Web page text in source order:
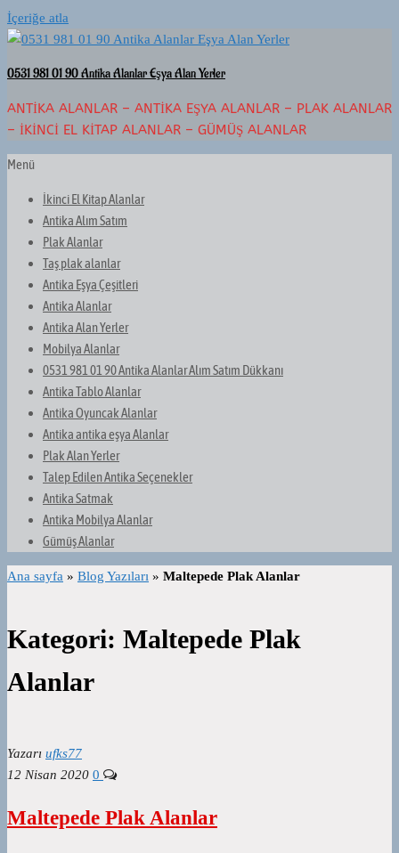
İçeriğe atla
0531 981 01 90 Antika Alanlar Eşya Alan Yerler
ANTIKA ALANLAR – ANTIKA EŞYA ALANLAR – PLAK ALANLAR
– İKINCI EL KITAP ALANLAR – GÜMÜŞ ALANLAR
Menü
İkinci El Kitap Alanlar
Antika Alım Satım
Plak Alanlar
Taş plak alanlar
Antika Eşya Çeşitleri
Antika Alanlar
Antika Alan Yerler
Mobilya Alanlar
0531 981 01 90 Antika Alanlar Alım Satım Dükkanı
Antika Tablo Alanlar
Antika Oyuncak Alanlar
Antika antika eşya Alanlar
Plak Alan Yerler
Talep Edilen Antika Seçenekler
Antika Satmak
Antika Mobilya Alanlar
Gümüş Alanlar
Ana sayfa » Blog Yazıları » Maltepede Plak Alanlar
Kategori: Maltepede Plak
Alanlar
Yazarı ufks77
12 Nisan 2020 0
Maltepede Plak Alanlar